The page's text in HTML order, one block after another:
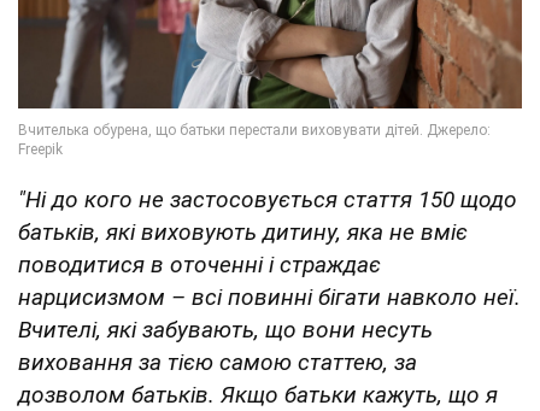
"Ні до кого не застосовується стаття 150 щодо
батьків, які виховують дитину, яка не вміє
поводитися в оточенні і страждає
нарцисизмом – всі повинні бігати навколо неї.
Вчителі, які забувають, що вони несуть
виховання за тією самою статтею, за
дозволом батьків. Якщо батьки кажуть, що я